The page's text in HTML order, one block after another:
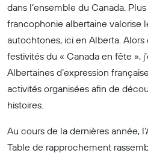
dans l’ensemble du Canada.
francophonie albertaine valorise
autochtones, ici en Alberta. Alors
festivités du « Canada en fête »,
Albertaines d’expression
activités organisées afin de
histoires.
Au cours de la dernières année,
Table de rapprochement